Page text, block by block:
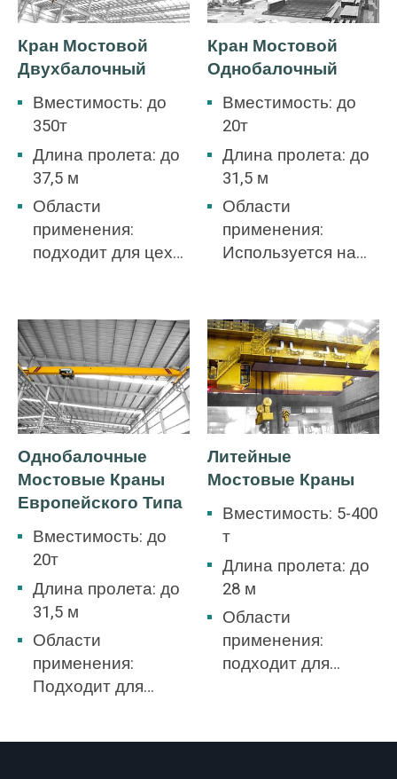
Кран Мостовой
Двухбалочный
Вместимость: до
350т
Длина пролета: до
37,5 м
Области
применения:
подходит для цеха
металлургической
промышленности,
склада, склада,
электростанции,
цеха легкой и
текстильной
промышленности,
цеха пищевой
промышленности.
Кран Мостовой
Однобалочный
Вместимость: до
20т
Длина пролета: до
31,5 м
Области
применения:
Используется на
промышленности,
на складах, на
фабриках, в
гаванях, в
судостроении и т.
д. Мостовой кран
является общей
чертой многих
промышленных
рабочих мест,
различные
грузоподъемные
приложения.
Однобалочные
Мостовые Краны
Европейского Типа
Вместимость: до
20т
Длина пролета: до
31,5 м
Области
применения:
Подходит для
Литейные
Мостовые Краны
Вместимость: 5-400
т
Длина пролета: до
28 м
Области
применения:
подходит для